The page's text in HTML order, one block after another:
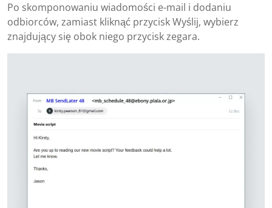
Po skomponowaniu wiadomości e-mail i dodaniu
odbiorców, zamiast kliknąć przycisk Wyślij, wybierz
znajdujący się obok niego przycisk zegara.